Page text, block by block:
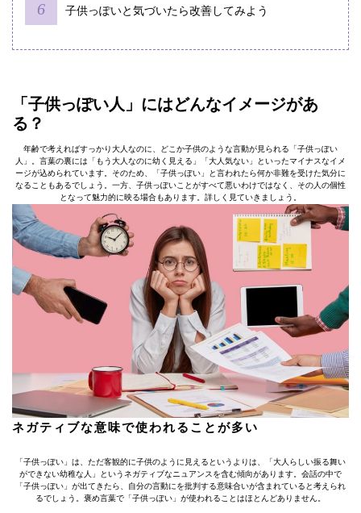
子供っぽいと気づいたら改善してみよう
「子供っぽい人」にはどんなイメージがあ
る？
年齢で考えればすっかり大人なのに、どこか子供のような言動が見られる「子供っぽい
人」。言葉の裏には「もう大人なのに幼く見える」「大人気ない」といったマイナスなイメ
ージが込められています。そのため、「子供っぽい」と言われたら何か非難を受けた気分に
なることもあるでしょう。一方、子供っぽいことがすべて悪いわけではなく、その人の個性
となって魅力的に映る場合もあります。詳しく見ていきましょう。
ネガティブな意味で使われることが多い
「子供っぽい」は、ただ客観的に子供のように見えるというよりは、「大人らしい振る舞い
ができない幼稚な人」というネガティブなニュアンスを含む傾向があります。会話の中で
「子供っぽい」が出てきたら、自分の言動にを批判する意味合いが含まれていると考えられ
るでしょう。褒め言葉で「子供っぽい」が使われることはほとんどありません。